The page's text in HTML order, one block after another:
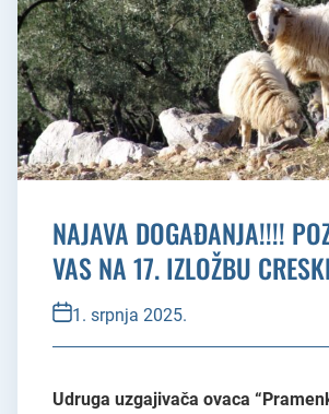
NAJAVA DOGAĐANJA!!!!
VAS NA 17. IZLOŽBU
1. srpnja 2025.
Udruga uzgajivača ovaca